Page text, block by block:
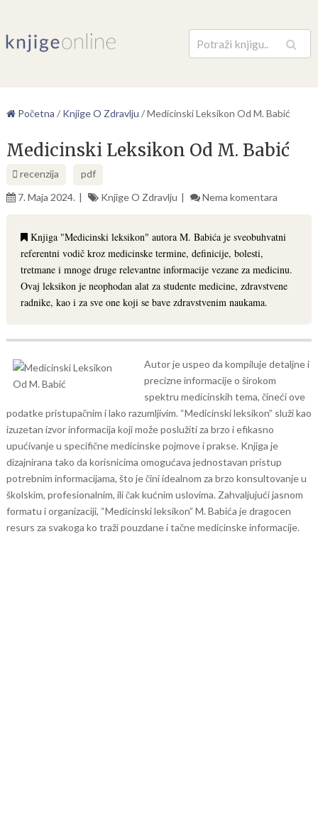
Pretraga
Početna / Knjige O Zdravlju /Medicinski Leksikon Od M. Babić
Medicinski Leksikon Od M. Babić
recenzija
pdf
7. Maja 2024.
Knjige O Zdravlju Nema komentara
Knjiga "Medicinski leksikon" autora M. Babića je sveobuhvatni
referentni vodič kroz medicinske termine, definicije, bolesti,
tretmane i mnoge druge relevantne informacije vezane za medicinu.
Ovaj leksikon je neophodan alat za studente medicine, zdravstvene
radnike, kao i za sve one koji se bave zdravstvenim naukama.
Autor je uspeo da kompiluje detaljne i
precizne informacije o širokom
spektru medicinskih tema, čineći ove
podatke pristupačnim i lako razumljivim. “Medicinski leksikon” služi kao
izuzetan izvor informacija koji može poslužiti za brzo i efikasno
upućivanje u specifične medicinske pojmove i prakse. Knjiga je
dizajnirana tako da korisnicima omogućava jednostavan pristup
potrebnim informacijama, što je čini idealnom za brzo konsultovanje u
školskim, profesionalnim, ili čak kućnim uslovima. Zahvaljujući jasnom
formatu i organizaciji, “Medicinski leksikon” M. Babića je dragocen
resurs za svakoga ko traži pouzdane i tačne medicinske informacije.